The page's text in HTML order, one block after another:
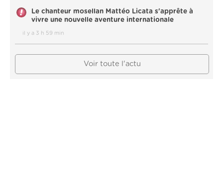
Le chanteur mosellan Mattéo Licata s'apprête à
vivre une nouvelle aventure internationale
il y a 3 h 59 min
Voir toute l'actu